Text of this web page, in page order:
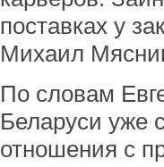
поставках у
Михаил
По словам
Беларуси уже
отношения с